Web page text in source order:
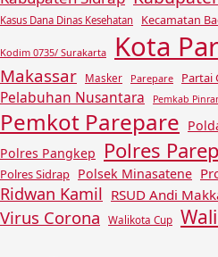
Kasus Dana Dinas Kesehatan
Kecamatan
Kodim 0735/ Surakarta Kota
Makassar Masker Parepare Partai
Pelabuhan Nusantara Pemkab
Pemkot Parepare
Polres Pangkep Polres
Polres Sidrap Polsek Minasatene
Ridwan Kamil RSUD Andi
Virus Corona Walikota Cup